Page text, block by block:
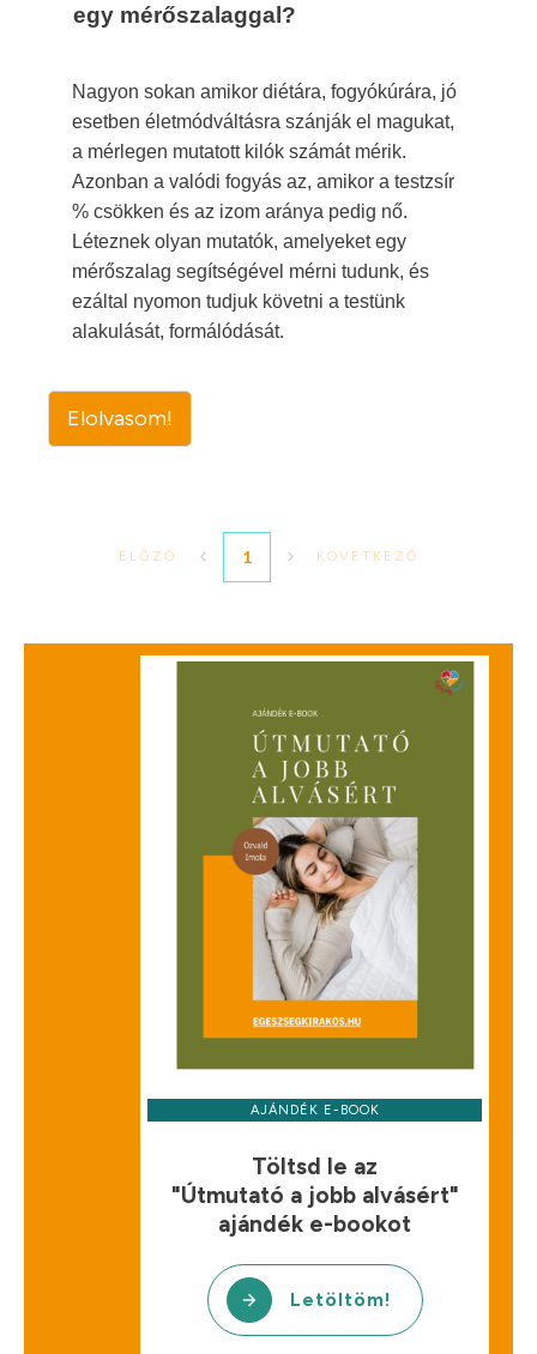
egy mérőszalaggal?
Nagyon sokan amikor diétára, fogyókúrára, jó
esetben életmódváltásra szánják el magukat,
a mérlegen mutatott kilók számát mérik.
Azonban a valódi fogyás az, amikor a testzsír
% csökken és az izom aránya pedig nő.
Léteznek olyan mutatók, amelyeket egy
mérőszalag segítségével mérni tudunk, és
ezáltal nyomon tudjuk követni a testünk
alakulását, formálódását.
Elolvasom!
ELŐZŐ 1 KÖVETKEZŐ
AJÁNDÉK E-BOOK
Töltsd le az
"Útmutató a jobb alvásért"
ajándék e-bookot
Letöltöm!